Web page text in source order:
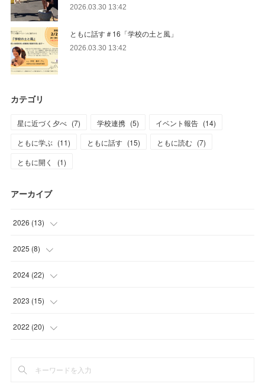
2026.03.30 13:42
ともに話す＃16「学校の土と風」
2026.03.30 13:42
カテゴリ
星に近づく夕べ (7) 学校連携 (5) イベント報告 (14)
ともに学ぶ (11) ともに話す (15) ともに読む (7)
ともに開く
(1)
アーカイブ
2026 (13)
( )
(2
(3
(1
2025 (8)
(1
(1
(2
(1)
2024 (22)
(2
(3
(2
2023 (15)
(1
(
2022 (20)
(